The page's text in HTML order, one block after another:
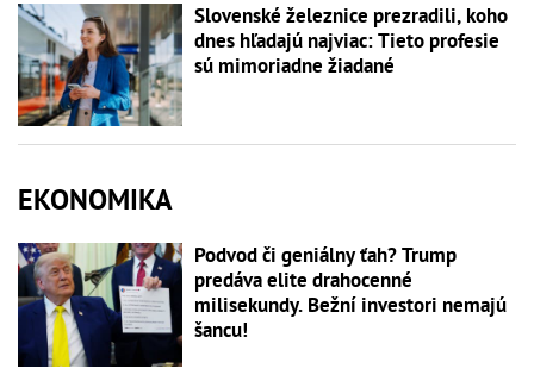
Slovenské železnice prezradili, koho
dnes hľadajú najviac: Tieto profesie
sú mimoriadne žiadané
EKONOMIKA
Podvod či geniálny ťah? Trump
predáva elite drahocenné
milisekundy. Bežní investori nemajú
šancu!